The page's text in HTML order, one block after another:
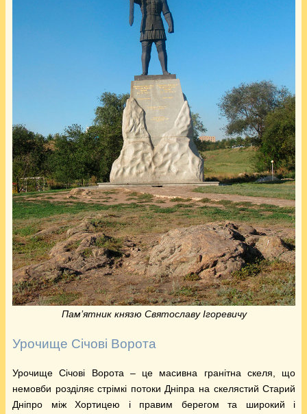
Пам’ятник князю Святославу Ігоревичу
Урочище Січові Ворота
Урочище Січові Ворота – це масивна гранітна скеля, що
немовби розділяє стрімкі потоки Дніпра на скелястий Старий
Дніпро між Хортицею і правим берегом та широкий і